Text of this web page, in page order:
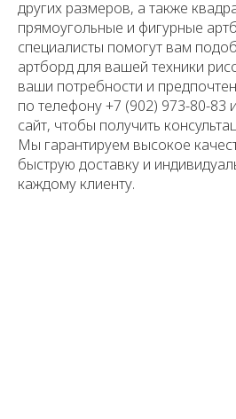
других размеров, а также
прямоугольные и фигурные
специалисты помогут вам
артборд для вашей техники
ваши потребности и
по телефону +7 (902) 973-80-83
сайт, чтобы получить
Мы гарантируем высокое
быструю доставку и
каждому клиенту.